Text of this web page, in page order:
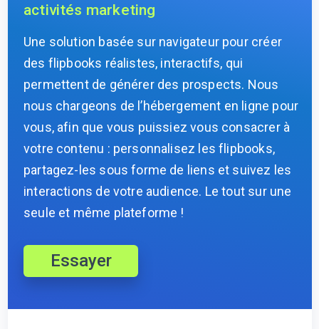
activités marketing
Une solution basée sur navigateur pour créer
des flipbooks réalistes, interactifs, qui
permettent de générer des prospects. Nous
nous chargeons de l’hébergement en ligne pour
vous, afin que vous puissiez vous consacrer à
votre contenu : personnalisez les flipbooks,
partagez-les sous forme de liens et suivez les
interactions de votre audience. Le tout sur une
seule et même plateforme !
Essayer